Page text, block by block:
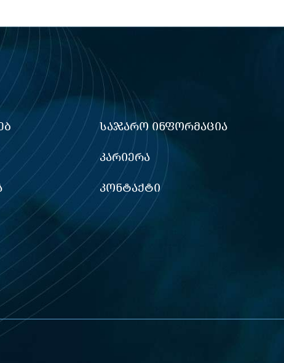
ᲡᲐᲯᲐᲠᲝ ᲘᲜᲤᲝᲠᲛᲐᲪᲘᲐ
ᲙᲐᲠᲘᲔᲠᲐ
ᲙᲝᲜᲢᲐᲥᲢᲘ